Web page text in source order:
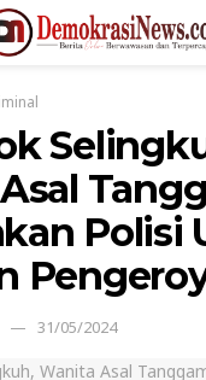
Polisi
31/05/2024